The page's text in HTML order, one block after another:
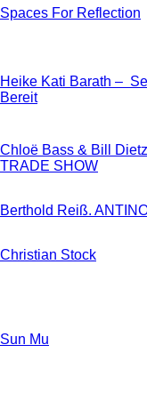
Spaces For Reflection
Heike Kati Barath –
Bereit
Chloë Bass & Bill
TRADE SHOW
Berthold Reiß.
Christian Stock
Sun Mu